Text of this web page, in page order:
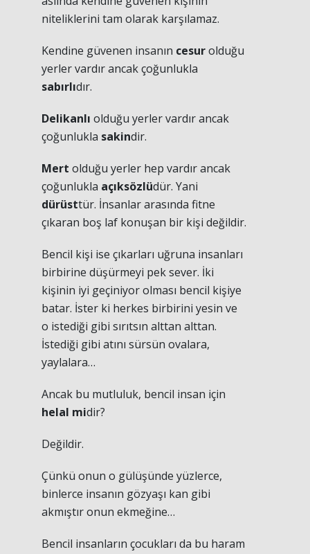
niteliklerini tam olarak karşılamaz.
Kendine güvenen insanın cesurolduğu
yerler vardır ancak çoğunlukla
sabırlıdır.
Delikanlı olduğu yerler vardır ancak
çoğunlukla sakindir.
Mert olduğu yerler hep vardır ancak
çoğunlukla açıksözlüdür. Yani
dürüsttür. İnsanlar arasında fitne
çıkaran boş laf konuşan bir kişi değildir.
Bencil kişi ise çıkarları uğruna insanları
birbirine düşürmeyi pek sever. İki
kişinin iyi geçiniyor olması bencil kişiye
batar. İster ki herkes birbirini yesin ve
o istediği gibi sırıtsın alttan alttan.
İstediği gibi atını sürsün ovalara,
yaylalara…
Ancak bu mutluluk, bencil insan için
helal midir?
Değildir.
Çünkü onun o gülüşünde yüzlerce,
binlerce insanın gözyaşı kan gibi
akmıştır onun ekmeğine…
Bencil insanların çocukları da bu haram